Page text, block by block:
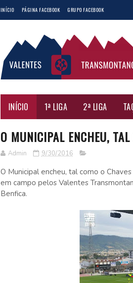
INÍCIO PÁGINA FACEBOOK GRUPO FACEBOOK
INÍCIO 1ª LIGA 2ª LIGA
O MUNICIPAL ENCHEU,
Admin 9/30/2016
O Municipal encheu, tal como o
em campo pelos Valentes
Benfica.